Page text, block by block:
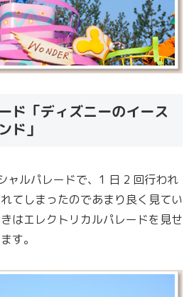
ド「ディズニーのイース
ド」
ャルパレードで、1 日 2 回行われ
てしまったのであまり良く見てい
はエレクトリカルパレードを見せ
す。